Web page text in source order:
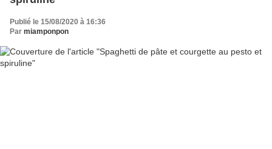
Publié le 15/08/2020 à 16:36
Par miamponpon